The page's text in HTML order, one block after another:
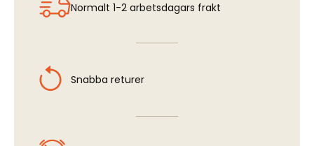
Normalt 1-2 arbetsdagars frakt
Snabba returer